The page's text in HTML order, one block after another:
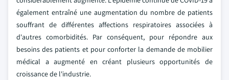
également entraîné une augmentation du nombre de patients
souffrant de différentes affections respiratoires associées à
d'autres comorbidités. Par conséquent, pour répondre aux
besoins des patients et pour conforter la demande de mobilier
médical a augmenté en créant plusieurs opportunités de
croissance de l'industrie.